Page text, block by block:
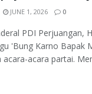
JUNE 1, 2026 0
PDI Perjuangan,
'Bung Karno Bapak
acara partai.